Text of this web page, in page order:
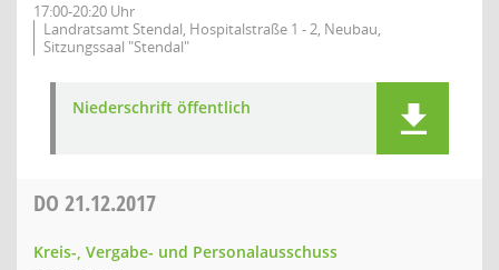
17:00-20:20 Uhr
Landratsamt Stendal, Hospitalstraße 1 - 2, Neubau,
Sitzungssaal "Stendal"
Niederschrift öffentlich
DO 21.12.2017
Kreis-, Vergabe- und Personalausschuss